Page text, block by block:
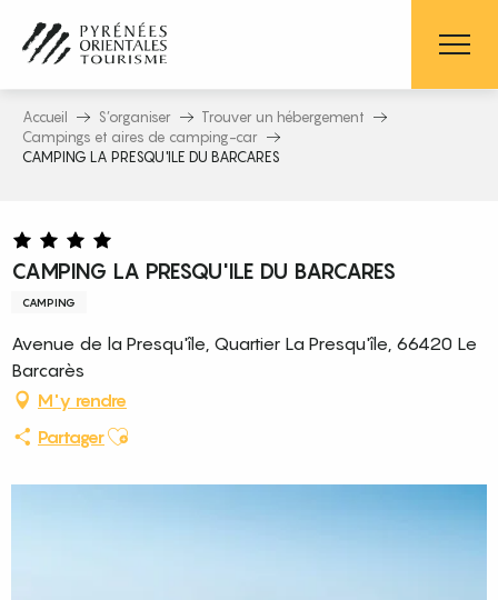
contenu
principal
Accueil S’organiser
Trouver un hébergement
Campings et aires de camping-car
CAMPING LA PRESQU'ILE DU BARCARES
CAMPING LA PRESQU'ILE DU BARCARES
CAMPING
Avenue de la Presqu'île, Quartier La Presqu'île, 66420 Le
Barcarès
M'y rendre
PartagerAjouter aux favoris